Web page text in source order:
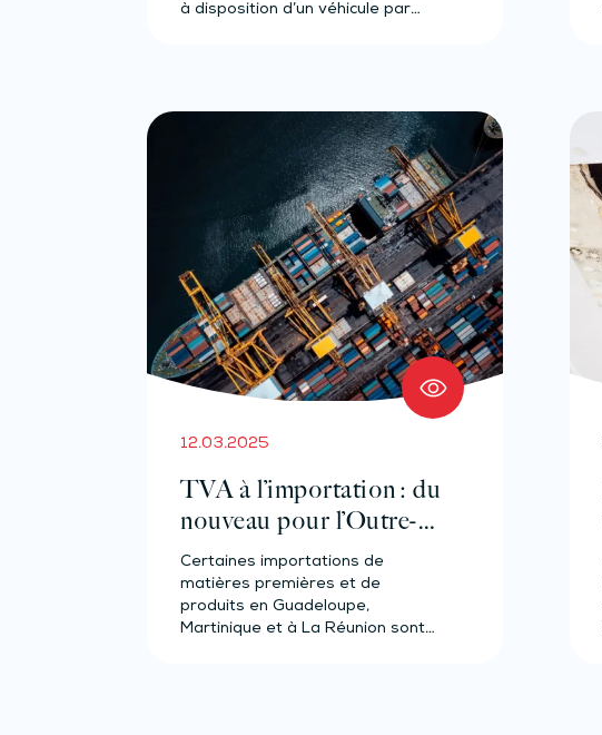
à disposition d’un véhicule par
12.03.2025
TVA à l’importation : du
nouveau pour l’Outre-
mer
Certaines importations de
matières premières et de
produits en Guadeloupe,
Martinique et à La Réunion sont